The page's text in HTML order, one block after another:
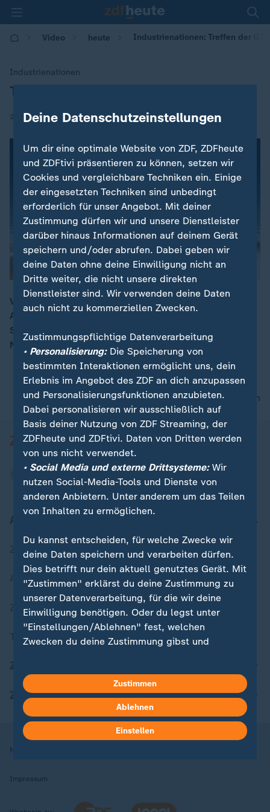
Video heute Industrienationen: Treffen der
Industrienationen
:
Treffen der G7-Außenminister
23.04.2018 | 09:44
Vor dem großen G7-Gipfel im Juni treffen sich die
Außenminister der großen Industrieländer in Toronto.
Sie wollen unter anderem über Syrien, Ukraine und
Nordkorea sprechen.
nach oben
Zuletzt veröffentlicht
Aktuelle Sendungs-Videos
ZDFheute Stories
Themen im Überblick
ZDFheute Apps
Nutzungsbedingungen
Impressum
Deine Datenschutzeinstellungen
Um dir eine optimale Website von ZDF, ZDFheute
und ZDFtivi präsentieren zu können, setzen wir
Cookies und vergleichbare Techniken ein. Einige
der eingesetzten Techniken sind unbedingt
erforderlich für unser Angebot. Mit deiner
Zustimmung dürfen wir und unsere Dienstleister
darüber hinaus Informationen auf deinem Gerät
speichern und/oder abrufen. Dabei geben wir
deine Daten ohne deine Einwilligung nicht an
Dritte weiter, die nicht unsere direkten
Dienstleister sind. Wir verwenden deine Daten
auch nicht zu kommerziellen Zwecken.
Zustimmungspflichtige Datenverarbeitung
• Personalisierung:Die Speicherung von
bestimmten Interaktionen ermöglicht uns, dein
Erlebnis im Angebot des ZDF an dich anzupassen
und Personalisierungsfunktionen anzubieten.
Dabei personalisieren wir ausschließlich auf
Basis deiner Nutzung von ZDF Streaming, der
ZDFheute und ZDFtivi. Daten von Dritten werden
von uns nicht verwendet.
• Social Media und externe Drittsysteme:Wir
nutzen Social-Media-Tools und Dienste von
anderen Anbietern. Unter anderem um das Teilen
von Inhalten zu ermöglichen.
Du kannst entscheiden, für welche Zwecke wir
deine Daten speichern und verarbeiten dürfen.
Dies betrifft nur dein aktuell genutztes Gerät. Mit
"Zustimmen" erklärst du deine Zustimmung zu
unserer Datenverarbeitung, für die wir deine
Einwilligung benötigen. Oder du legst unter
"Einstellungen/Ablehnen" fest, welchen
Zwecken du deine Zustimmung gibst und
in deinen Einstellungen widerrufen oder ändern.
Hier findest du das Impressum.
Weitere Informationen findest du in unserer
Datenschutzerklärung.
Zustimmen
Ablehnen
Einstellen